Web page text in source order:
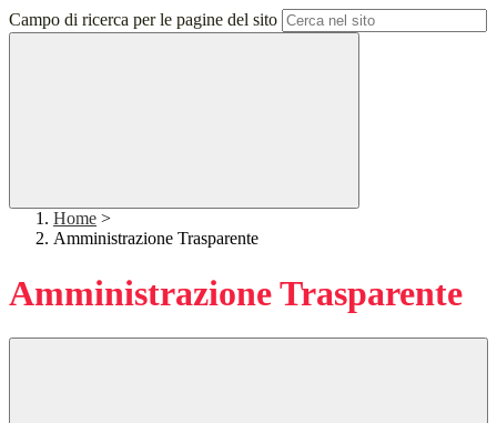
Campo di ricerca per le pagine del sito
Home >
Amministrazione Trasparente
Amministrazione Trasparente